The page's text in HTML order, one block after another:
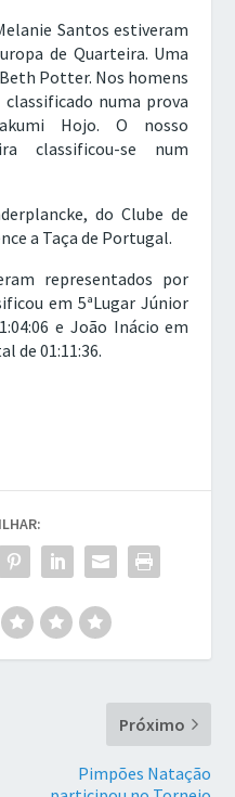
Santos estiveram
de Quarteira. Uma
Potter. Nos homens
numa prova
Hojo. O nosso
classificou-se num
do Clube de
a Taça de Portugal.
representados por
em 5ªLugar Júnior
e João Inácio em
de 01:11:36.
Próximo
Pimpões Natação